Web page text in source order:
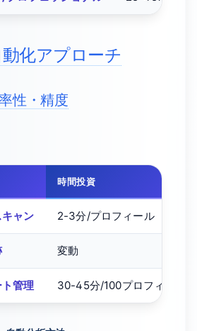
化アプローチ
性・精度
時間投資
ャン 2-3分/プロフィール
変動
管理 30-45分/100プロフィール